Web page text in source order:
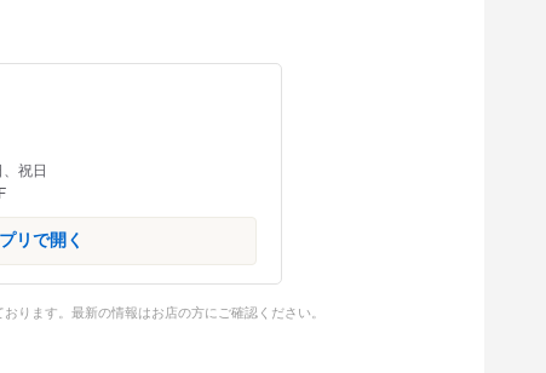
祝日
リで開く
ります。最新の情報はお店の方にご確認ください。